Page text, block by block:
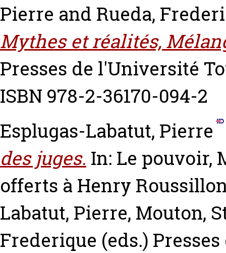
Pierre and Rueda,
Mythes et réalités,
Presses de l'Université
ISBN 978-2-36170-094-2
Esplugas-Labatut, Pierre
des juges. In: Le pouvoir,
offerts à Henry
Labatut, Pierre, Mouton,
Frederique (eds.)